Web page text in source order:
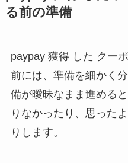
る前の準備
paypay 獲得 した クー
前には、準備を細かく
備が曖昧なまま進める
りなかったり、思った
りします。